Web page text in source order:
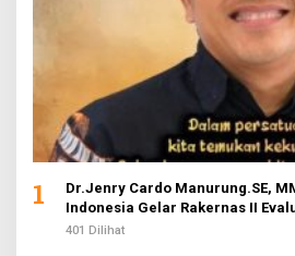
1
Dr.Jenry Cardo Manurung.SE,
Indonesia Gelar Rakernas II
401 Dilihat